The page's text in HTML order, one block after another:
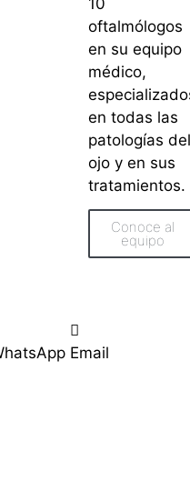
oftalmólogos
en su equipo
médico,
en todas las
patologías del
ojo y en sus
tratamientos.
Conoce al
equipo
Email